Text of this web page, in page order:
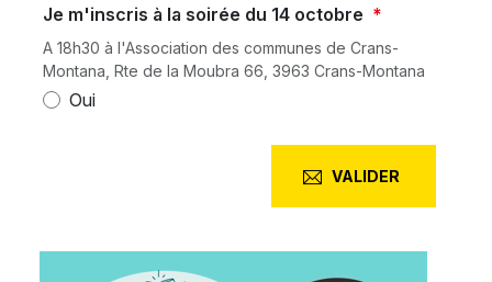
Je m'inscris à la soirée du 14 octobre *
A 18h30 à l'Association des communes de Crans-
Montana, Rte de la Moubra 66, 3963 Crans-Montana
Oui
VALIDER